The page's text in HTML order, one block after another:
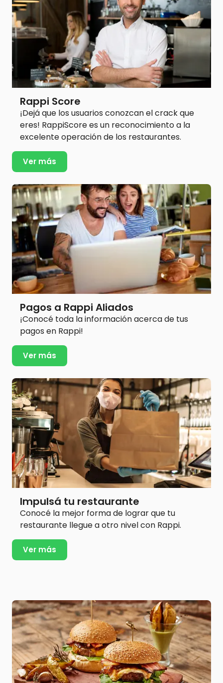
Rappi Score
¡Dejá que los usuarios conozcan el crack que
eres! RappiScore es un reconocimiento a la
excelente operación de los restaurantes.
Ver más
Pagos a Rappi Aliados
¡Conocé toda la información acerca de tus
pagos en Rappi!
Ver más
Impulsá tu restaurante
Conocé la mejor forma de lograr que tu
restaurante llegue a otro nivel con Rappi.
Ver más